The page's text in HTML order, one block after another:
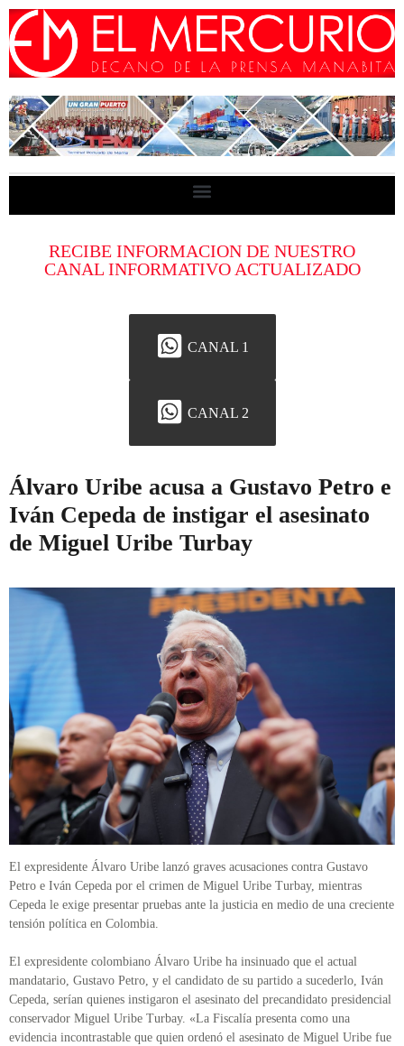
RECIBE INFORMACION DE NUESTRO
CANAL INFORMATIVO ACTUALIZADO
CANAL 1
CANAL 2
Álvaro Uribe acusa a Gustavo Petro e
Iván Cepeda de instigar el asesinato
de Miguel Uribe Turbay
El expresidente Álvaro Uribe lanzó graves acusaciones contra Gustavo
Petro e Iván Cepeda por el crimen de Miguel Uribe Turbay, mientras
Cepeda le exige presentar pruebas ante la justicia en medio de una creciente
tensión política en Colombia.
El expresidente colombiano Álvaro Uribe ha insinuado que el actual
mandatario, Gustavo Petro, y el candidato de su partido a sucederlo, Iván
Cepeda, serían quienes instigaron el asesinato del precandidato presidencial
conservador Miguel Uribe Turbay. «La Fiscalía presenta como una
evidencia incontrastable que quien ordenó el asesinato de Miguel Uribe fue